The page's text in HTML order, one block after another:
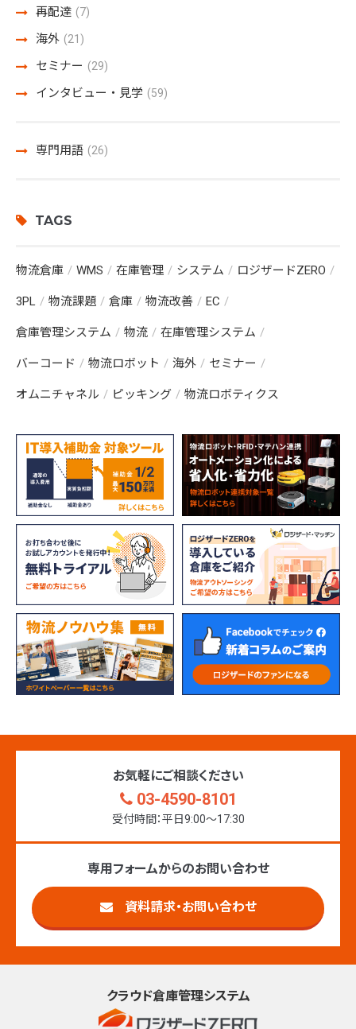
再配達 (7)
海外 (21)
セミナー (29)
インタビュー・見学 (59)
専門用語 (26)
TAGS
物流倉庫 WMS 在庫管理 システム ロジザードZERO
3PL 物流課題 倉庫 物流改善 EC
倉庫管理システム 物流 在庫管理システム
バーコード 物流ロボット 海外 セミナー
オムニチャネル ピッキング 物流ロボティクス
お気軽にご相談ください
03-4590-8101
受付時間：平日9:00〜17:30
専用フォームからのお問い合わせ
資料請求・お問い合わせ
クラウド倉庫管理システム